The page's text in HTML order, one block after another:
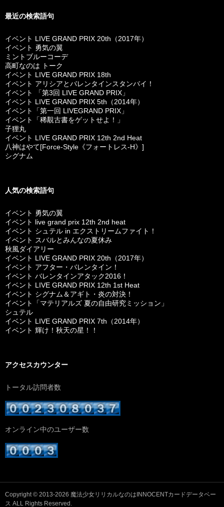
最近の検索語句
イベント LIVE GRAND PRIX 20th（2017年）
イベント 勇気の翼
ミントブルーコーデ
高町なのは トーク
イベント LIVE GRAND PRIX 18th
イベント アリシアとバレンタインスタンバイ！
イベント 「第3回 LIVE GRAND PRIX」
イベント LIVE GRAND PRIX 5th（2014年）
イベント「第一回 LIVEGRAND PRIX」
イベント「稀覯古書をゲットせよ！」
子狸丸
イベント LIVE GRAND PRIX 12th 2nd Heat
八神はやて[Force-Style《フォートレス-H》]
シグナム
人気の検索語句
イベント 勇気の翼
イベント live grand prix 12th 2nd heat
イベント シュテル in エクストリームファイト！
イベント スバルとみんなの夏休み
秋風ダイアリー
イベント LIVE GRAND PRIX 20th（2017年）
イベント アフター・バレンタイン！
イベント バレンタインアタック2016！
イベント LIVE GRAND PRIX 12th 1st Heat
イベント シグナム＆アギト・炎の対決！
イベント「マテリアルズ 夏の自由研究ミッション」
シュテル
イベント LIVE GRAND PRIX 7th（2014年）
イベント 輝け！秋天の星！！
アクセスカウンター
トータル訪問者数
オンライン中のユーザー数
Copyright © 2013-2026 魔法少女リリカルなのはINNOCENTカードデータベー
ス ALL Rights Reserved.